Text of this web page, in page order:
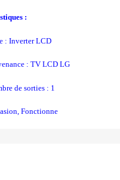
:
: Inverter LCD
: TV LCD LG
de sorties : 1
Fonctionne